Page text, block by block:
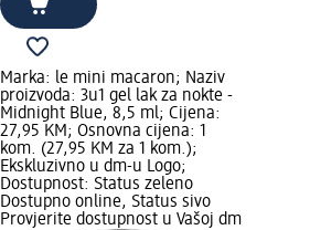
Marka: le mini macaron; Naziv
proizvoda: 3u1 gel lak za nokte -
Midnight Blue, 8,5 ml; Cijena:
27,95 KM; Osnovna cijena: 1
kom. (27,95 KM za 1 kom.);
Ekskluzivno u dm-u Logo;
Dostupnost: Status zeleno
Dostupno online, Status sivo
Provjerite dostupnost u Vašoj dm